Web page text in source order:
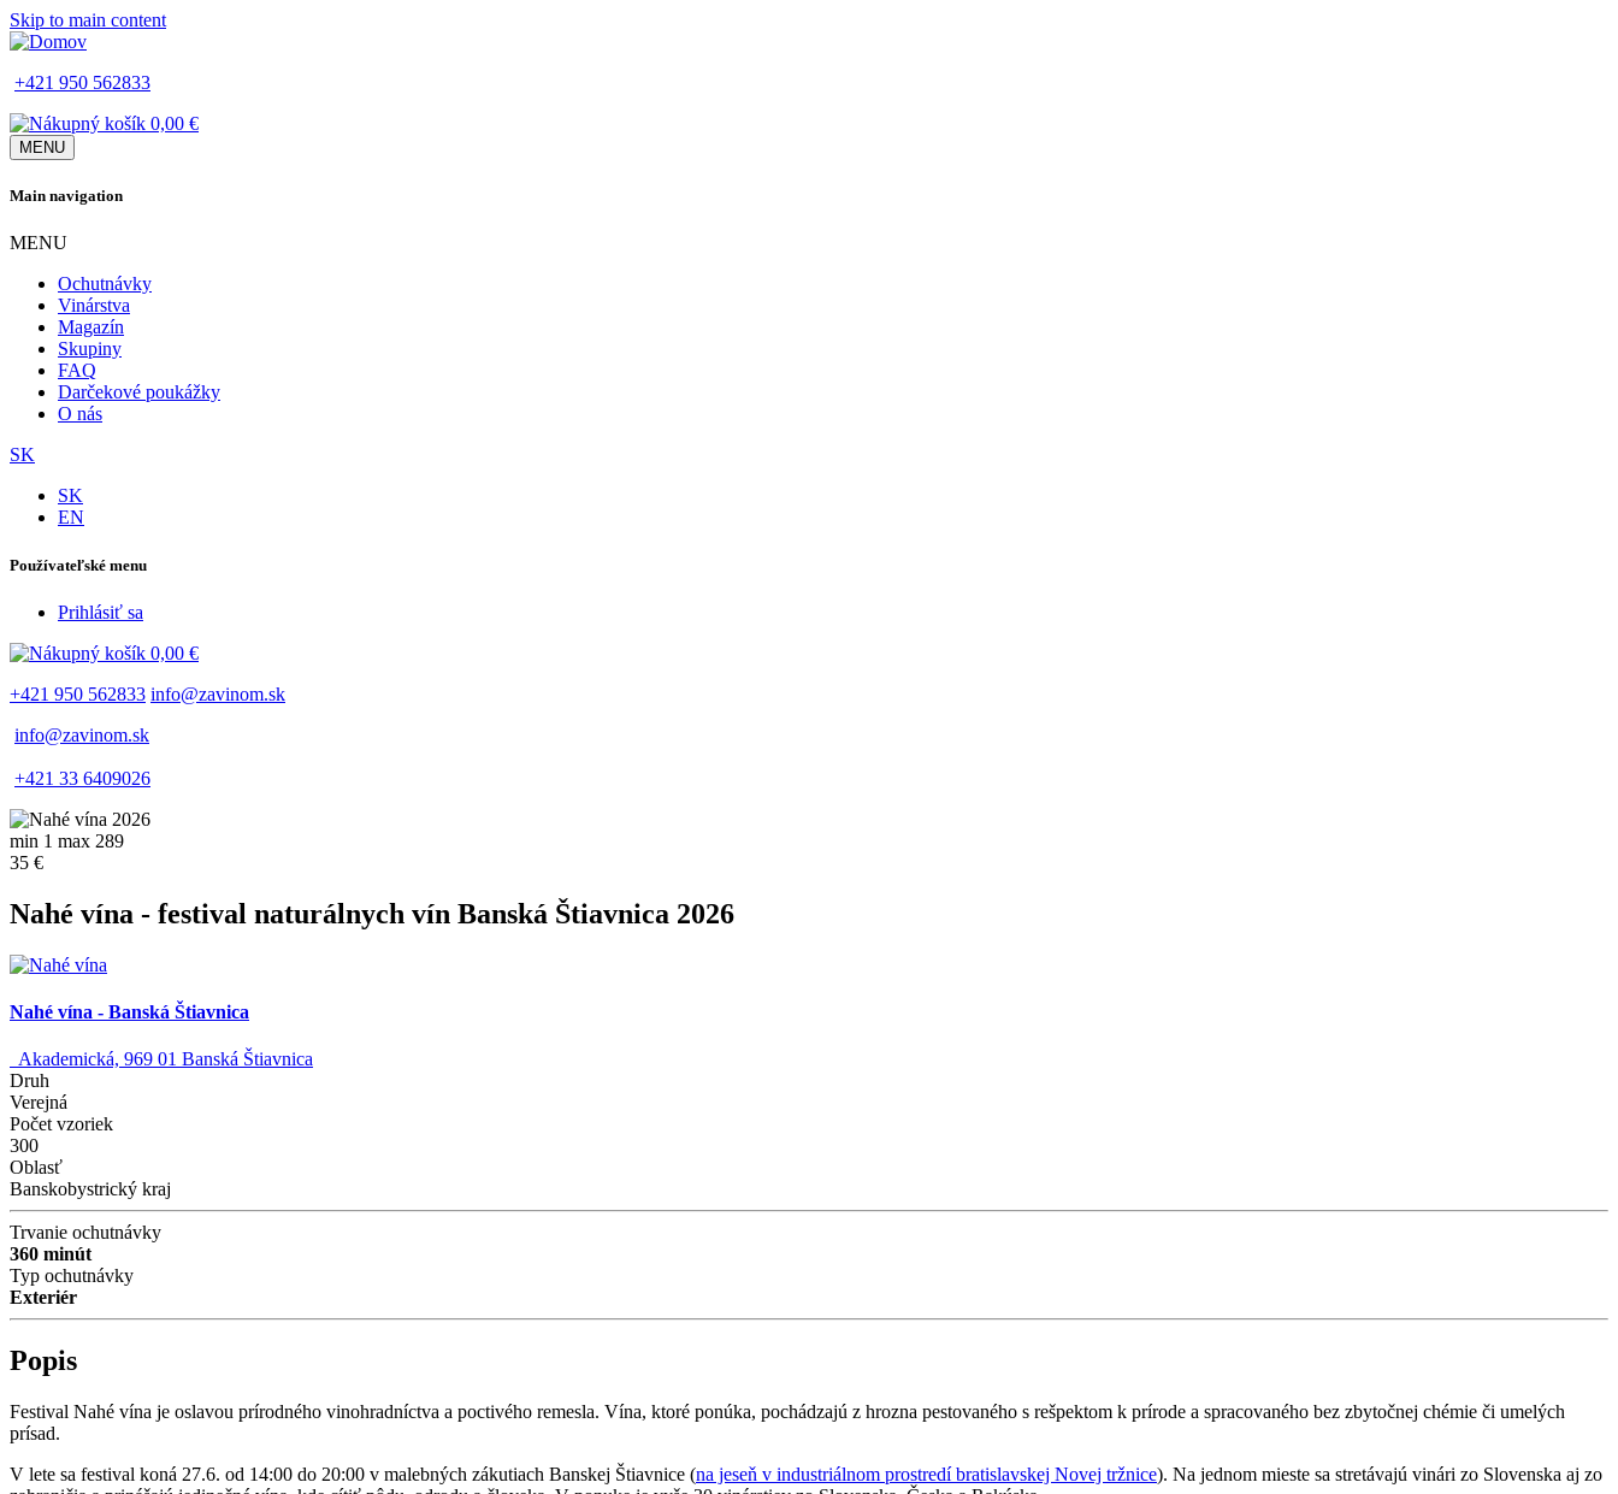
Skip to main content
+421 950 562833
0,00 €
MENU
Main navigation
MENU
Ochutnávky
Vinárstva
Magazín
Skupiny
FAQ
Darčekové poukážky
O nás
SK
SK
EN
Používateľské menu
Prihlásiť sa
0,00 €
+421 950 562833 info@zavinom.sk
info@zavinom.sk
+421 33 6409026
min 1 max 289
35 €
Nahé vína - festival naturálnych vín Banská Štiavnica 2026
Nahé vína - Banská Štiavnica
Akademická, 969 01 Banská Štiavnica
Druh
Verejná
Počet vzoriek
300
Oblasť
Banskobystrický kraj
Trvanie ochutnávky
360 minút
Typ ochutnávky
Exteriér
Popis
Festival Nahé vína je oslavou prírodného vinohradníctva a poctivého remesla. Vína, ktoré ponúka, pochádzajú z hrozna pestovaného s rešpektom k prírode a spracovaného bez zbytočnej chémie či umelých
prísad.
V lete sa festival koná 27.6. od 14:00 do 20:00 v malebných zákutiach Banskej Štiavnice (na jeseň v industriálnom prostredí bratislavskej Novej tržnice). Na jednom mieste sa stretávajú vinári zo Slovenska aj zo